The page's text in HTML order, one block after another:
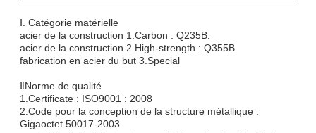
Ⅰ. Catégorie matérielle
acier de la construction 1.Carbon : Q235B.
acier de la construction 2.High-strength : Q355B
fabrication en acier du but 3.Special
ⅡNorme de qualité
1.Certificate : ISO9001 : 2008
2.Code pour la conception de la structure métallique :
Gigaoctet 50017-2003